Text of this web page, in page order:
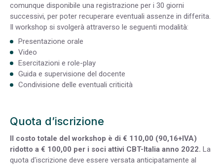
comunque disponibile una registrazione per i 30 giorni
successivi, per poter recuperare eventuali assenze in differita.
Il workshop si svolgerà attraverso le seguenti modalità:
Presentazione orale
Video
Esercitazioni e role-play
Guida e supervisione del docente
Condivisione delle eventuali criticità
Quota d’iscrizione
Il costo totale del workshop è di € 110,00 (90,16+IVA)
ridotto a € 100,00 per i soci attivi CBT-Italia anno 2022. La
quota d'iscrizione deve essere versata anticipatamente al